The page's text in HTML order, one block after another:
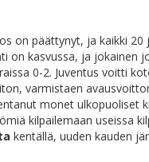
on päättynyt, ja kaikki
on kasvussa, ja jokainen
0-2. Juventus voitti
varmistaen
monet
kilpailemaan useissa
kentällä, uuden kauden